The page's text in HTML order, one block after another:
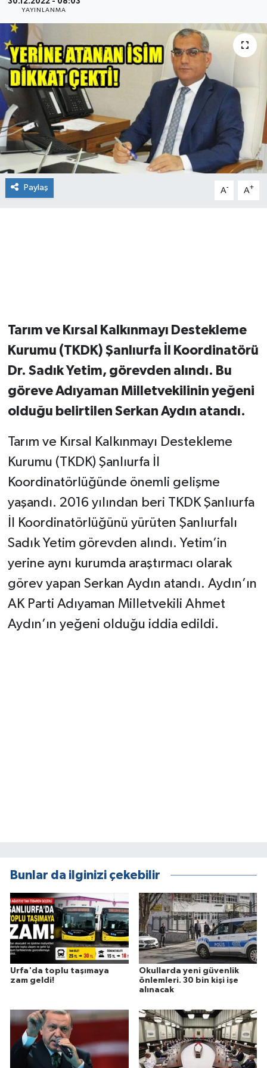
30.12.2022 - 08:03
YAYINLANMA
Paylaş A- A+
Tarım ve Kırsal Kalkınmayı Destekleme
Kurumu (TKDK) Şanlıurfa İl Koordinatörü
Dr. Sadık Yetim, görevden alındı. Bu
göreve Adıyaman Milletvekilinin yeğeni
olduğu belirtilen Serkan Aydın atandı.
Tarım ve Kırsal Kalkınmayı Destekleme
Kurumu (TKDK) Şanlıurfa İl
Koordinatörlüğünde önemli gelişme
yaşandı. 2016 yılından beri TKDK Şanlıurfa
İl Koordinatörlüğünü yürüten Şanlıurfalı
Sadık Yetim görevden alındı. Yetim’in
yerine aynı kurumda araştırmacı olarak
görev yapan Serkan Aydın atandı. Aydın’ın
AK Parti Adıyaman Milletvekili Ahmet
Aydın’ın yeğeni olduğu iddia edildi.
Bunlar da ilginizi çekebilir
Urfa'da toplu taşımaya
zam geldi!
Okullarda yeni güvenlik
önlemleri. 30 bin kişi işe
alınacak